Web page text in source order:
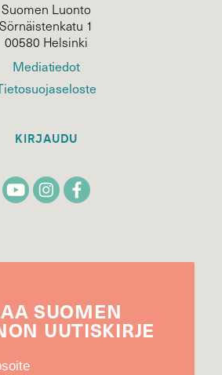
Suomen Luonto
Sörnäistenkatu 1
00580 Helsinki
Mediatiedot
KIRJAUDU
SUOMEN
UUTIS­KIRJE